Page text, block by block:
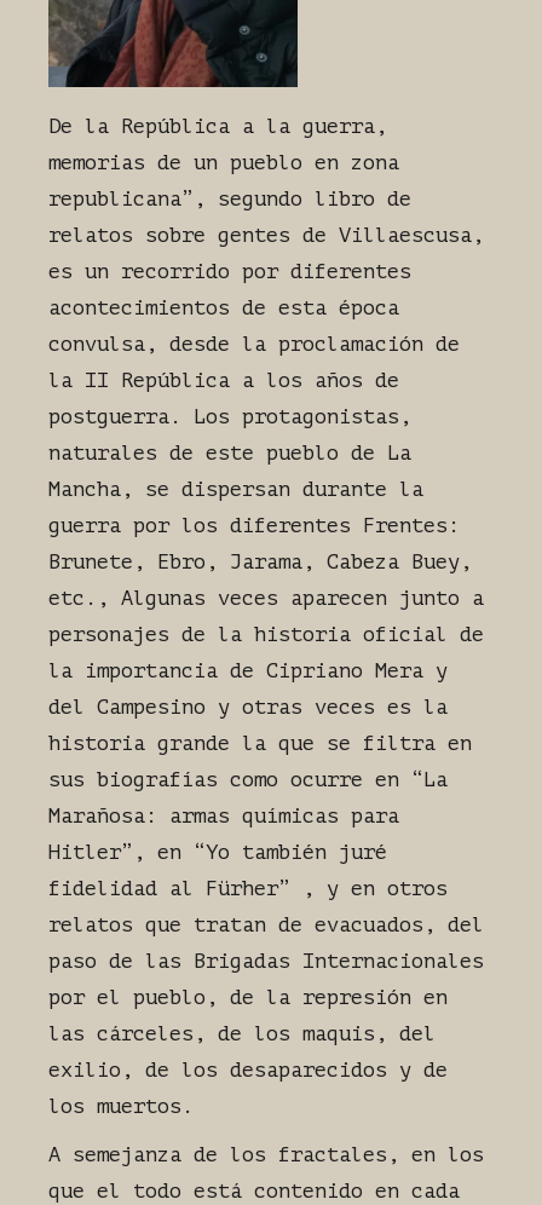
De la República a la guerra,
memorias de un pueblo en zona
republicana”, segundo libro de
relatos sobre gentes de Villaescusa,
es un recorrido por diferentes
acontecimientos de esta época
convulsa, desde la proclamación de
la II República a los años de
postguerra. Los protagonistas,
naturales de este pueblo de La
Mancha, se dispersan durante la
guerra por los diferentes Frentes:
Brunete, Ebro, Jarama, Cabeza Buey,
etc., Algunas veces aparecen junto a
personajes de la historia oficial de
la importancia de Cipriano Mera y
del Campesino y otras veces es la
historia grande la que se filtra en
sus biografías como ocurre en “La
Marañosa: armas químicas para
Hitler”, en “Yo también juré
fidelidad al Fürher” , y en otros
relatos que tratan de evacuados, del
paso de las Brigadas Internacionales
por el pueblo, de la represión en
las cárceles, de los maquis, del
exilio, de los desaparecidos y de
los muertos.
A semejanza de los fractales, en los
que el todo está contenido en cada